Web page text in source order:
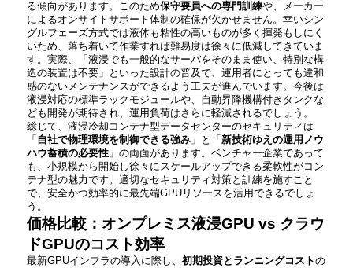
る傾向があります​。このため保守要員への専門訓練や、メーカー
によるオンサイトサポート体制の確保が欠かせません​。幸いシン
グルフェーズ方式では液体も粘性の高いものが多く揮発もしにく
いため、落ち着いて作業すれば難易度は徐々に低減してきていま
す。実際、「液浸でも一般的なサーバをそのまま使い、特別な構
造の装置は不要」といった設計の普及で、運用者にとっても違和
感のないメンテナンスができるよう工夫が進んでいます。今後は
液浸対応の標準ラックモジュールや、自動昇降機構付きタンクな
ども開発が期待され、運用負荷はさらに軽減されるでしょう。
総じて、液浸冷却コンテナ型データセンターのセキュリティは
「 自社で物理環境を制御できる強み 」と「新技術ゆえの運用ノウ
ハウ蓄積の必要性 」の両面があります。ベンチャー企業であって
も、小規模から開始し徐々にスケールアップできる柔軟性がコン
テナ型の魅力です。適切なセキュリティ対策と訓練を施すこと
で、安全かつ効率的に最先端GPUリソースを活用できるでしょ
う。
価格比較：オンプレミス液浸GPU vs クラウ
ドGPUのコスト効率
最新GPUインフラの導入に際し、初期投資とランニングコストの